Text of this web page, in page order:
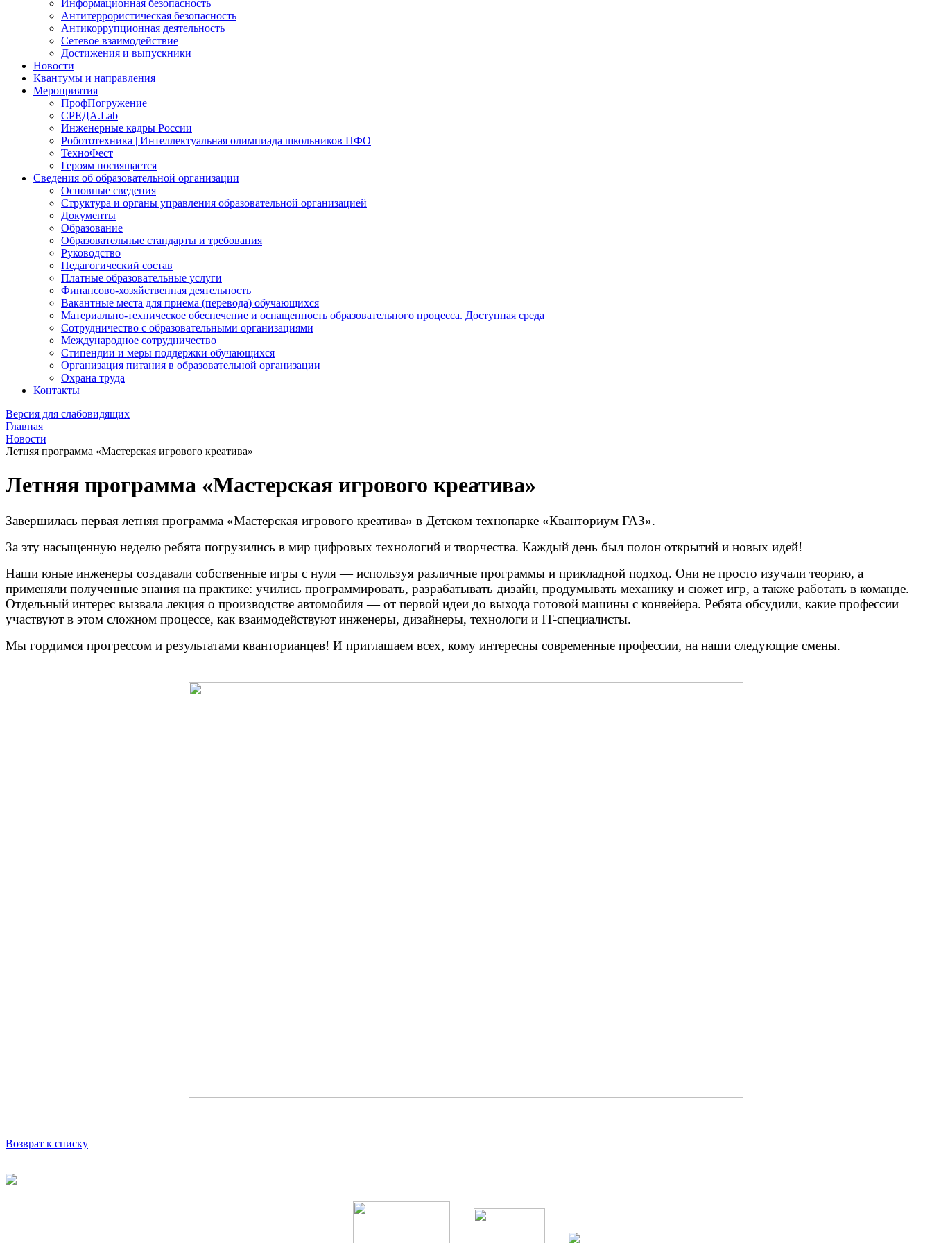
Информационная безопасность
Антитеррористическая безопасность
Антикоррупционная деятельность
Сетевое взаимодействие
Достижения и выпускники
Новости
Квантумы и направления
Мероприятия
ПрофПогружение
СРЕДА.Lab
Инженерные кадры России
Робототехника | Интеллектуальная олимпиада школьников ПФО
ТехноФест
Героям посвящается
Сведения об образовательной организации
Основные сведения
Структура и органы управления образовательной организацией
Документы
Образование
Образовательные стандарты и требования
Руководство
Педагогический состав
Платные образовательные услуги
Финансово-хозяйственная деятельность
Вакантные места для приема (перевода) обучающихся
Материально-техническое обеспечение и оснащенность образовательного процесса. Доступная среда
Сотрудничество с образовательными организациями
Международное сотрудничество
Стипендии и меры поддержки обучающихся
Организация питания в образовательной организации
Охрана труда
Контакты
Версия для слабовидящих
Главная
Новости
Летняя программа «Мастерская игрового креатива»
Летняя программа «Мастерская игрового креатива»
Завершилась первая летняя программа «Мастерская игрового креатива» в Детском технопарке «Кванториум ГАЗ».
За эту насыщенную неделю ребята погрузились в мир цифровых технологий и творчества. Каждый день был полон открытий и новых идей!
Наши юные инженеры создавали собственные игры с нуля — используя различные программы и прикладной подход. Они не просто изучали теорию, а
применяли полученные знания на практике: учились программировать, разрабатывать дизайн, продумывать механику и сюжет игр, а также работать в команде.
Отдельный интерес вызвала лекция о производстве автомобиля — от первой идеи до выхода готовой машины с конвейера. Ребята обсудили, какие профессии
участвуют в этом сложном процессе, как взаимодействуют инженеры, дизайнеры, технологи и IT-специалисты.
Мы гордимся прогрессом и результатами кванторианцев! И приглашаем всех, кому интересны современные профессии, на наши следующие смены.
Возврат к списку